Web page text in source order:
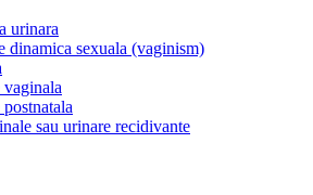
urinara
dinamica sexuala (vaginism)
sau urinare recidivante